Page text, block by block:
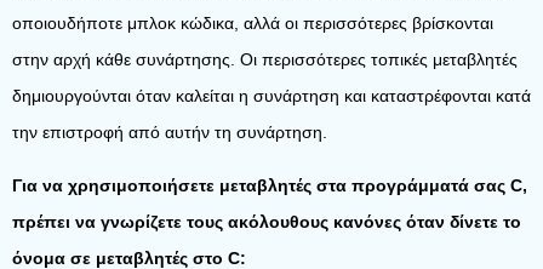
οποιουδήποτε μπλοκ κώδικα, αλλά οι περισσότερες βρίσκονται
στην αρχή κάθε συνάρτησης. Οι περισσότερες τοπικές μεταβλητές
δημιουργούνται όταν καλείται η συνάρτηση και καταστρέφονται κατά
την επιστροφή από αυτήν τη συνάρτηση.
Για να χρησιμοποιήσετε μεταβλητές στα προγράμματά σας C,
πρέπει να γνωρίζετε τους ακόλουθους κανόνες όταν δίνετε το
όνομα σε μεταβλητές στο C: